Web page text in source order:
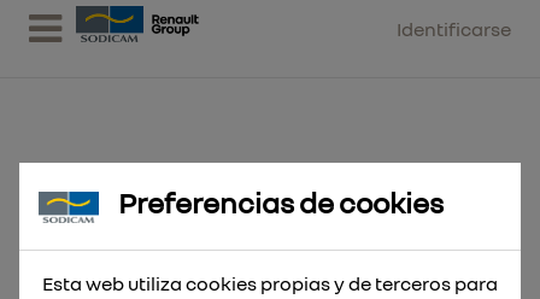
Identificarse
Broca SDS-Plus MX4 10x455
Preferencias de cookies
Esta web utiliza cookies propias y de terceros para